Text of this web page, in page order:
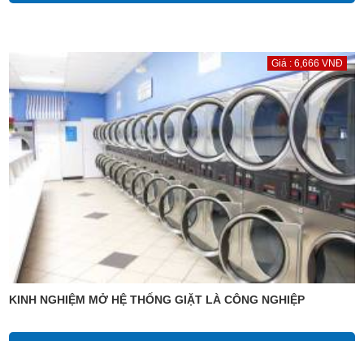
Giá : 6,666 VNĐ
KINH NGHIỆM MỞ HỆ THỐNG GIẶT LÀ CÔNG NGHIỆP